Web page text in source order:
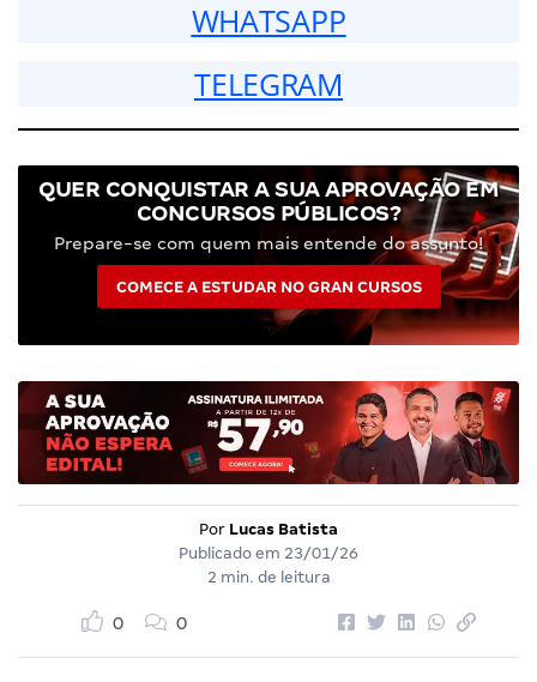
WHATSAPP
TELEGRAM
QUER CONQUISTAR A SUA APROVAÇÃO EM
CONCURSOS PÚBLICOS?
Prepare-se com quem mais entende do assunto!
COMECE A ESTUDAR NO GRAN CURSOS
Por Lucas Batista
Publicado em 23/01/26
2 min. de leitura
0 0